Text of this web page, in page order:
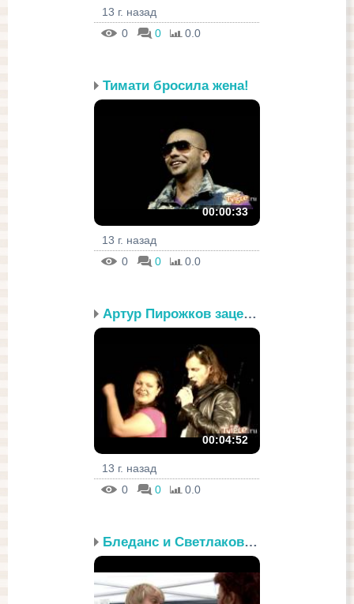
13 г. назад
0
0 0.0
Тимати бросила жена!
00:00:33
13 г. назад
0
0 0.0
Артур Пирожков зацепил ...
00:04:52
13 г. назад
0
0 0.0
Бледанс и Светлаков в б...